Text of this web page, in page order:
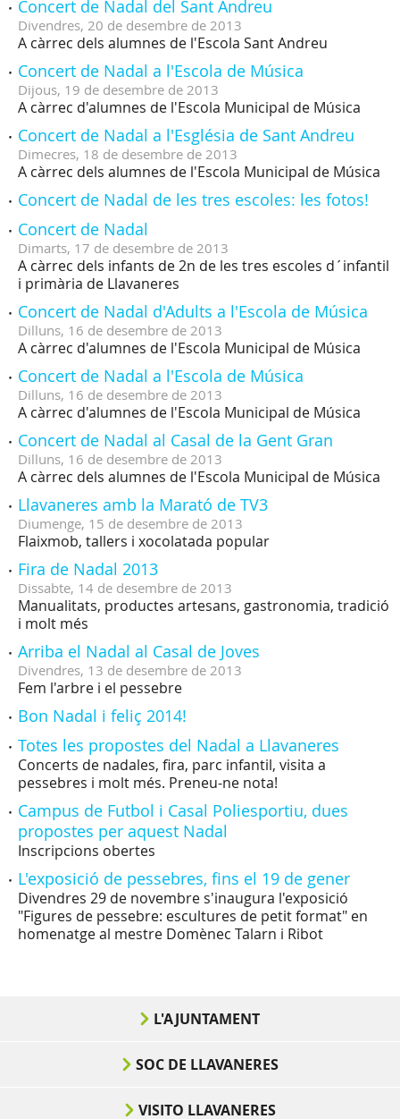
Concert de Nadal del Sant Andreu
Divendres, 20 de desembre de 2013
A càrrec dels alumnes de l'Escola Sant Andreu
Concert de Nadal a l'Escola de Música
Dijous, 19 de desembre de 2013
A càrrec d'alumnes de l'Escola Municipal de Música
Concert de Nadal a l'Església de Sant Andreu
Dimecres, 18 de desembre de 2013
A càrrec dels alumnes de l'Escola Municipal de Música
Concert de Nadal de les tres escoles: les fotos!
Concert de Nadal
Dimarts, 17 de desembre de 2013
A càrrec dels infants de 2n de les tres escoles d´infantil
i primària de Llavaneres
Concert de Nadal d'Adults a l'Escola de Música
Dilluns, 16 de desembre de 2013
A càrrec d'alumnes de l'Escola Municipal de Música
Concert de Nadal a l'Escola de Música
Dilluns, 16 de desembre de 2013
A càrrec d'alumnes de l'Escola Municipal de Música
Concert de Nadal al Casal de la Gent Gran
Dilluns, 16 de desembre de 2013
A càrrec dels alumnes de l'Escola Municipal de Música
Llavaneres amb la Marató de TV3
Diumenge, 15 de desembre de 2013
Flaixmob, tallers i xocolatada popular
Fira de Nadal 2013
Dissabte, 14 de desembre de 2013
Manualitats, productes artesans, gastronomia, tradició
i molt més
Arriba el Nadal al Casal de Joves
Divendres, 13 de desembre de 2013
Fem l'arbre i el pessebre
Bon Nadal i feliç 2014!
Totes les propostes del Nadal a Llavaneres
Concerts de nadales, fira, parc infantil, visita a
pessebres i molt més. Preneu-ne nota!
Campus de Futbol i Casal Poliesportiu, dues
propostes per aquest Nadal
Inscripcions obertes
L'exposició de pessebres, fins el 19 de gener
Divendres 29 de novembre s'inaugura l'exposició
"Figures de pessebre: escultures de petit format" en
homenatge al mestre Domènec Talarn i Ribot
L'AJUNTAMENT
SOC DE LLAVANERES
VISITO LLAVANERES